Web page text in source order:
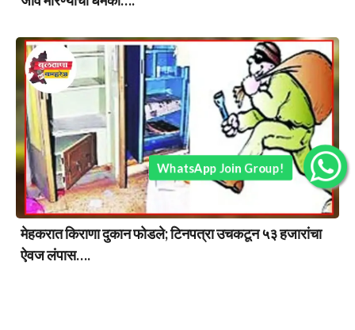
मेहकरात किराणा दुकान फोडले; टिनपत्रा उचकटून ५३ हजारांचा
ऐवज लंपास….
WhatsApp Join Group!